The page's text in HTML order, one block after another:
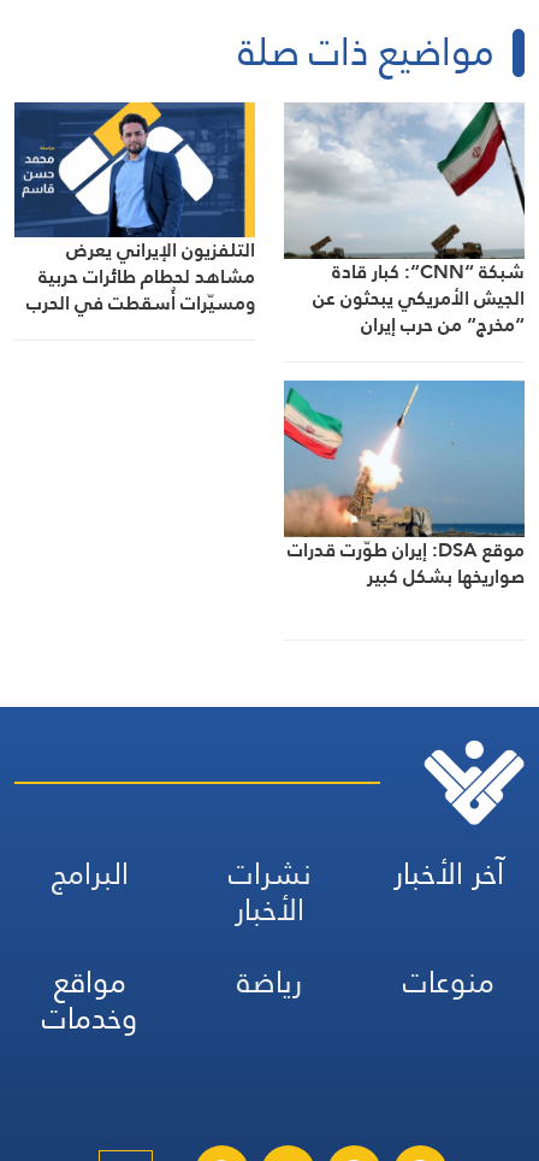
مواضيع ذات صلة
شبكة “CNN”: كبار قادة
الجيش الأمريكي يبحثون عن
“مخرج” من حرب إيران
التلفزيون الإيراني يعرض
مشاهد لحطام طائرات حربية
ومسيّرات أُسقطت في الحرب
موقع DSA: إيران طوّرت قدرات
صواريخها بشكل كبير
آخر الأخبار نشرات
الأخبار
البرامج
منوعات
رياضة مواقع
وخدمات